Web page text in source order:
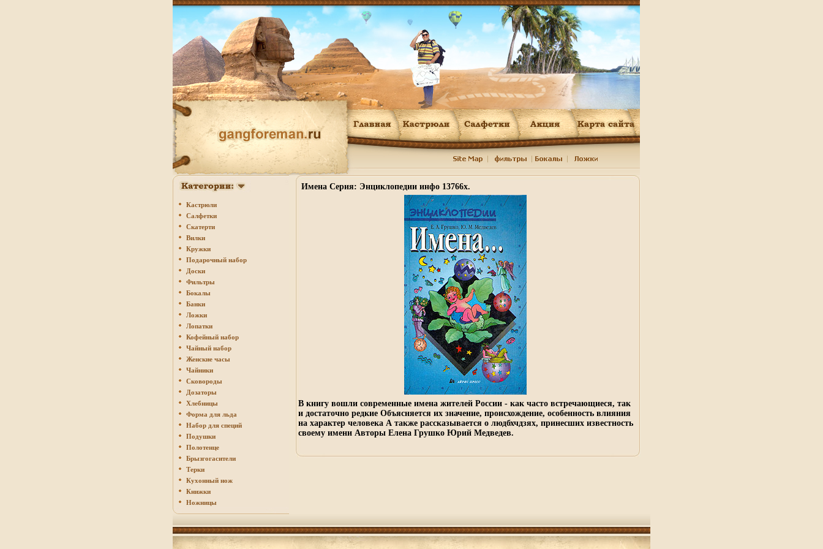
Кастрюли
Салфетки
Скатерти
Вилки
Кружки
Подарочный набор
Доски
Фильтры
Бокалы
Банки
Ложки
Лопатки
Кофейный набор
Чайный набор
Женские часы
Чайники
Сковороды
Дозаторы
Хлебницы
Форма для льда
Набор для специй
Подушки
Полотенце
Брызгогасители
Терки
Кухонный нож
Книжки
Ножницы
Имена Серия: Энциклопедии инфо 13766x.
В книгу вошли современные имена жителей России - как часто встречающиеся, так
и достаточно редкие Объясняется их значение, происхождение, особенность влияния
на характер человека А также рассказывается о людбхчдзях, принесших известность
своему имени Авторы Елена Грушко Юрий Медведев.